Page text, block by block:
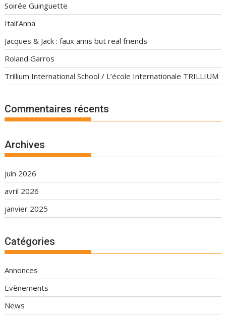
Soirée Guinguette
Itali’Anna
Jacques & Jack : faux amis but real friends
Roland Garros
Trillium International School / L’école Internationale TRILLIUM
Commentaires récents
Archives
juin 2026
avril 2026
janvier 2025
Catégories
Annonces
Evènements
News